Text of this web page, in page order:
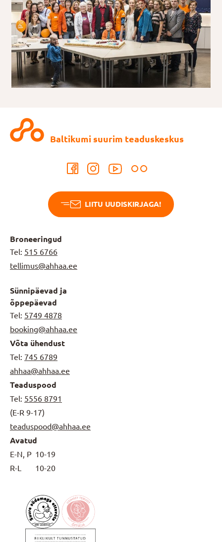
Baltikumi suurim teaduskeskus
LIITU UUDISKIRJAGA!
Broneeringud
Tel: 515 6766
tellimus@ahhaa.ee
Sünnipäevad ja
õppepäevad
Tel: 5749 4878
booking@ahhaa.ee
Võta ühendust
Tel: 745 6789
ahhaa@ahhaa.ee
Teaduspood
Tel: 5556 8791
(E-R 9-17)
teaduspood@ahhaa.ee
Avatud
E-N, P 10-19
R-L
10-20